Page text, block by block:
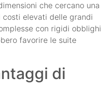
che cercano una
elevati delle grandi
con rigidi obblighi
favorire le suite
di